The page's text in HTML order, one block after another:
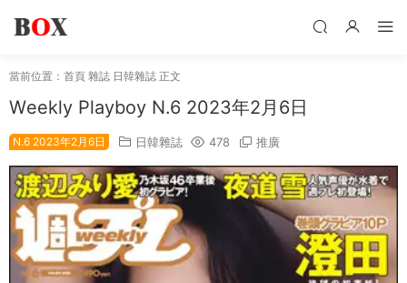
當前位置： 首頁 雜誌 日韓雜誌 正文
Wеekly Plаyboy N.6 2023年2月6日
N.6 2023年2月6日 日韓雜誌 478 推廣